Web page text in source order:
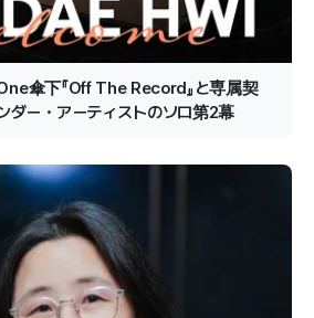
傘下『Off The Record』と専属契
ダー・アーティストのソロ第2幕